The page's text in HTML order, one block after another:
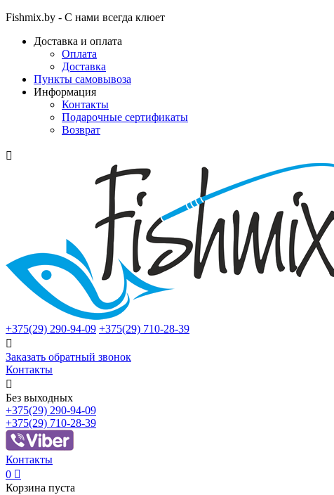
Fishmix.by - С нами всегда клюет
Доставка и оплата
Оплата
Доставка
Пункты самовывоза
Информация
Контакты
Подарочные сертификаты
Возврат

+375(29) 290-94-09 +375(29) 710-28-39

Заказать обратный звонок
Контакты

Без выходных
+375(29) 290-94-09
+375(29) 710-28-39
Контакты
0 
Корзина пуста